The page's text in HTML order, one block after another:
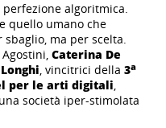
perfezione algoritmica.
quello umano che
sbaglio, ma per scelta.
Caterina De
Longhi, vincitrici della 3a
per le arti digitali,
società iper-stimolata